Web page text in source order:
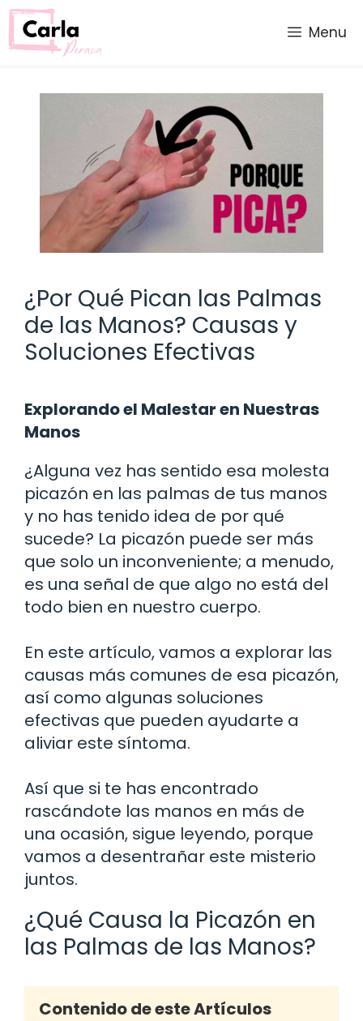
Saltar
al
contenido
Menu
¿Por Qué Pican las Palmas
de las Manos? Causas y
Soluciones Efectivas
Explorando el Malestar en Nuestras
Manos
¿Alguna vez has sentido esa molesta
picazón en las palmas de tus manos
y no has tenido idea de por qué
sucede? La picazón puede ser más
que solo un inconveniente; a menudo,
es una señal de que algo no está del
todo bien en nuestro cuerpo.
En este artículo, vamos a explorar las
causas más comunes de esa picazón,
así como algunas soluciones
efectivas que pueden ayudarte a
aliviar este síntoma.
Así que si te has encontrado
rascándote las manos en más de
una ocasión, sigue leyendo, porque
vamos a desentrañar este misterio
juntos.
¿Qué Causa la Picazón en
las Palmas de las Manos?
Contenido de este Artículos